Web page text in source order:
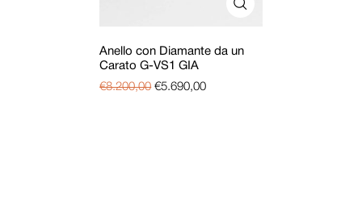
Anello con Diamante da un
Carato G-VS1 GIA
€8.200,00 €5.690,00